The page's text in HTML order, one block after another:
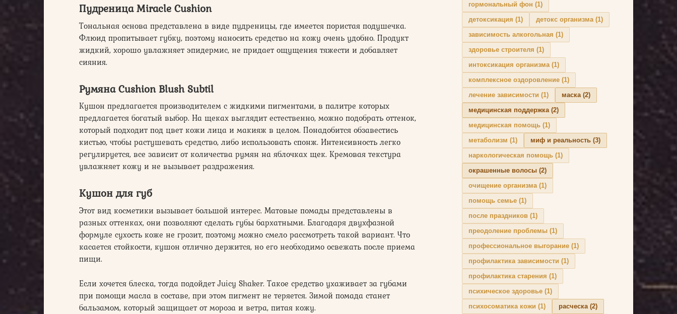
Пудреница Miracle Cushion
Тональная основа представлена в виде пудреницы, где имеется пористая подушечка.
Флюид пропитывает губку, поэтому наносить средство на кожу очень удобно. Продукт
жидкий, хорошо увлажняет эпидермис, не придает ощущения тяжести и добавляет
сияния.
Румяна Cushion Blush Subtil
Кушон предлагается производителем с жидкими пигментами, в палитре которых
предлагается богатый выбор. На щеках выглядит естественно, можно подобрать оттенок,
который подходит под цвет кожи лица и макияж в целом. Понадобится обзавестись
кистью, чтобы растушевать средство, либо использовать спонж. Интенсивность легко
регулируется, все зависит от количества румян на яблочках щек. Кремовая текстура
увлажняет кожу и не вызывает раздражения.
Кушон для губ
Этот вид косметики вызывает большой интерес. Матовые помады представлены в
разных оттенках, они позволяют сделать губы бархатными. Благодаря двухфазной
формуле сухость коже не грозит, поэтому можно смело рассмотреть такой вариант. Что
касается стойкости, кушон отлично держится, но его необходимо освежать после приема
пищи.
Если хочется блеска, тогда подойдет Juicy Shaker. Такое средство ухаживает за губами
при помощи масла в составе, при этом пигмент не теряется. Зимой помада станет
бальзамом, который защищает от мороза и ветра, питая кожу.
гормональный фон (1)
детоксикация (1) детокс организма(1)
зависимость алкогольная (1)
здоровье строителя (1)
интоксикация организма(1)
комплексное оздоровление (1)
лечение зависимости (1) маска(2)
медицинская поддержка(2)
медицинская помощь (1)
метаболизм (1) миф и реальность (3)
наркологическая помощь (1)
окрашенные волосы (2)
очищение организма(1)
помощь семье (1)
после праздников (1)
преодоление проблемы (1)
профессиональное выгорание (1)
профилактика зависимости (1)
профилактика старения (1)
психическое здоровье (1)
психосоматика кожи (1) расческа(2)